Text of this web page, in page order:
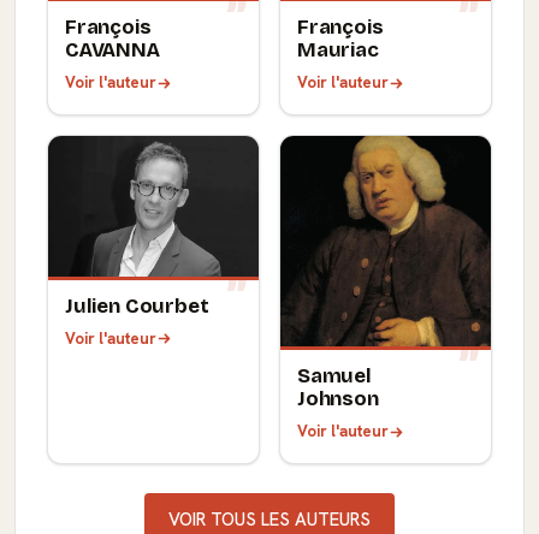
François
CAVANNA
Voir l'auteur
François
Mauriac
Voir l'auteur
Julien Courbet
Voir l'auteur
Samuel
Johnson
Voir l'auteur
VOIR TOUS LES AUTEURS